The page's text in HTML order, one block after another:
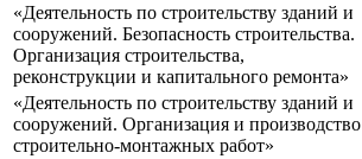
«Деятельность по строительству зданий и
сооружений. Безопасность строительства.
Организация строительства,
реконструкции и капитального ремонта»
«Деятельность по строительству зданий и
сооружений. Организация и производство
строительно-монтажных работ»